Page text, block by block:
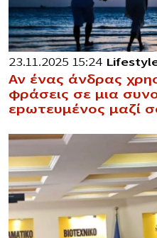
23.11.2025 15:24
Αν ένας άνδρας
φράσεις σε μια
εpωτευμένος μαζί